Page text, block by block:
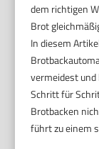
dem richtigen
Brot
In diesem
vermeidest
Schritt für
Brotbacken
führt zu einem